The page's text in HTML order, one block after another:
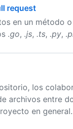
request
en un método
.go, .js, .ts, .py,
los
archivos entre
en general.